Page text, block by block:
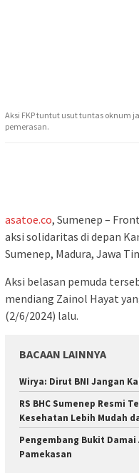
Aksi FKP tuntut usut tuntas oknum
pemerasan.
asatoe.co, Sumenep –
aksi solidaritas di depan
Sumenep, Madura, Jawa
Aksi belasan pemuda
mendiang Zainol Hayat
(2/6/2024) lalu.
BACAAN LAINNYA
Wirya: Dirut BNI Jangan
RS BHC Sumenep Resmi
Kesehatan Lebih Mudah
Pengembang Bukit
Pamekasan